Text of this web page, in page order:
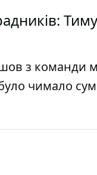
з команди
чимало